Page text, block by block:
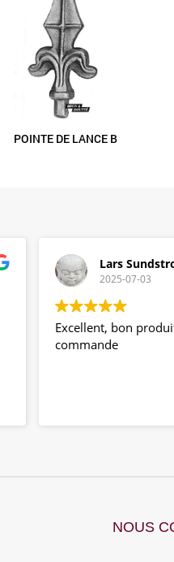
POINTE DE LANCE B
Lars
2025-07-03
Excellent, bon
commande
NOUS